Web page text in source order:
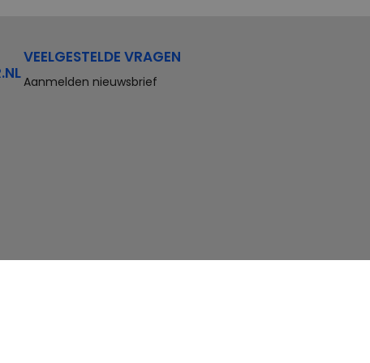
VEELGESTELDE VRAGEN
Aanmelden nieuwsbrief